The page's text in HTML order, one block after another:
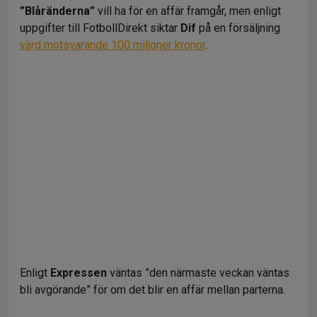
”Blåränderna” vill ha för en affär framgår, men enligt
uppgifter till FotbollDirekt siktar Dif på en försäljning
värd motsvarande 100 miljoner kronor.
Enligt Expressen väntas ”den närmaste veckan väntas
bli avgörande” för om det blir en affär mellan parterna.